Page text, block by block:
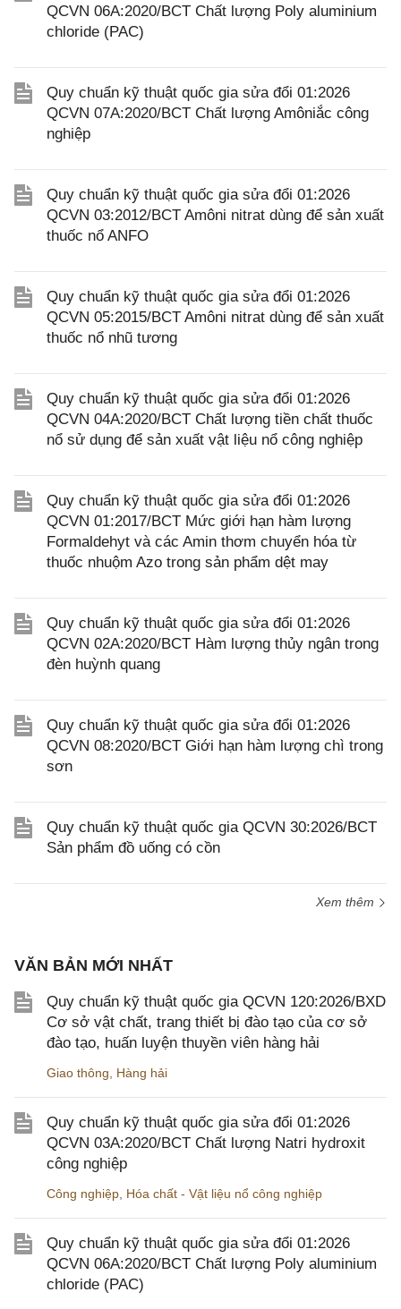
QCVN 06A:2020/BCT Chất lượng Poly aluminium
chloride (PAC)
Quy chuẩn kỹ thuật quốc gia sửa đổi 01:2026
QCVN 07A:2020/BCT Chất lượng Amôniắc công
nghiệp
Quy chuẩn kỹ thuật quốc gia sửa đổi 01:2026
QCVN 03:2012/BCT Amôni nitrat dùng để sản xuất
thuốc nổ ANFO
Quy chuẩn kỹ thuật quốc gia sửa đổi 01:2026
QCVN 05:2015/BCT Amôni nitrat dùng để sản xuất
thuốc nổ nhũ tương
Quy chuẩn kỹ thuật quốc gia sửa đổi 01:2026
QCVN 04A:2020/BCT Chất lượng tiền chất thuốc
nổ sử dụng để sản xuất vật liệu nổ công nghiệp
Quy chuẩn kỹ thuật quốc gia sửa đổi 01:2026
QCVN 01:2017/BCT Mức giới hạn hàm lượng
Formaldehyt và các Amin thơm chuyển hóa từ
thuốc nhuộm Azo trong sản phẩm dệt may
Quy chuẩn kỹ thuật quốc gia sửa đổi 01:2026
QCVN 02A:2020/BCT Hàm lượng thủy ngân trong
đèn huỳnh quang
Quy chuẩn kỹ thuật quốc gia sửa đổi 01:2026
QCVN 08:2020/BCT Giới hạn hàm lượng chì trong
sơn
Quy chuẩn kỹ thuật quốc gia QCVN 30:2026/BCT
Sản phẩm đồ uống có cồn
Xem thêm
VĂN BẢN MỚI NHẤT
Quy chuẩn kỹ thuật quốc gia QCVN 120:2026/BXD
Cơ sở vật chất, trang thiết bị đào tạo của cơ sở
đào tạo, huấn luyện thuyền viên hàng hải
Giao thông Hàng hải
Quy chuẩn kỹ thuật quốc gia sửa đổi 01:2026
QCVN 03A:2020/BCT Chất lượng Natri hydroxit
công nghiệp
Công nghiệp Hóa chất - Vật liệu nổ công nghiệp
Quy chuẩn kỹ thuật quốc gia sửa đổi 01:2026
QCVN 06A:2020/BCT Chất lượng Poly aluminium
chloride (PAC)